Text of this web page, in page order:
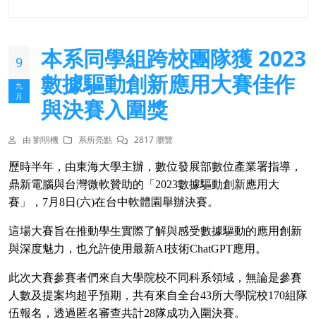
9
九
月
本系同學組跨校團隊獲 2023
數據驅動創新應用大賽佳作
與決賽入圍獎
由 劉明機 系所亮點 2817 瀏覽
歷時半年，由東海大學主辦，數位發展部數位產業署指導，
鼎新電腦與台灣微軟贊助的「 2023數據驅動創新應用大
賽」， 7月 8日 (六)在台中軟體園舉辦決賽。
這場大賽旨在推動學生實際了解與感受數據驅動的應用創新
與深度魅力，也允許使用最新AI技術ChatGPT應用。
此次大賽參賽者們來自大學院校不同科系領域，無論是參賽
人數及提案均超乎預期，共有來自全台43所大學院校170組隊
伍報名，透過匿名審查共計28隊成功入圍決賽。